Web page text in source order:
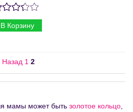
В Корзину
Назад 1 2
мамы может быть золотое кольцо